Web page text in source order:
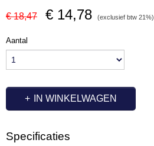
€ 18,47 € 14,78 (exclusief btw 21%)
Aantal
IN WINKELWAGEN
Specificaties